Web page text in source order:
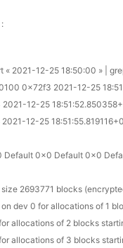
« 2021-12-25 18:50:00 » |
0x72f3 2021-12-25
12-25
12-25
0x0 Default 0x0
2693771 blocks
dev 0 for allocations of 1
allocations of 2 blocks
allocations of 3 blocks